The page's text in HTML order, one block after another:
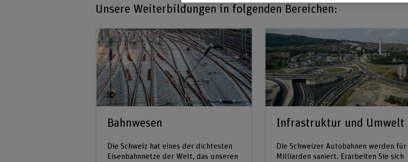
Unsere Weiterbildungen in folgenden Bereichen:
Bahnwesen
Die Schweiz hat eines der dichtesten
Eisenbahnnetze der Welt, das unseren
Infrastruktur und Umwelt
Die Schweizer Autobahnen werden für
Milliarden saniert. Erarbeiten Sie sich